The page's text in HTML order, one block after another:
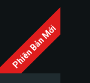
Phiên Bản Mới